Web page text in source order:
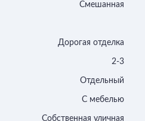
Смешанная
Дорогая отделка
2-3
Отдельный
С мебелью
Собственная уличная